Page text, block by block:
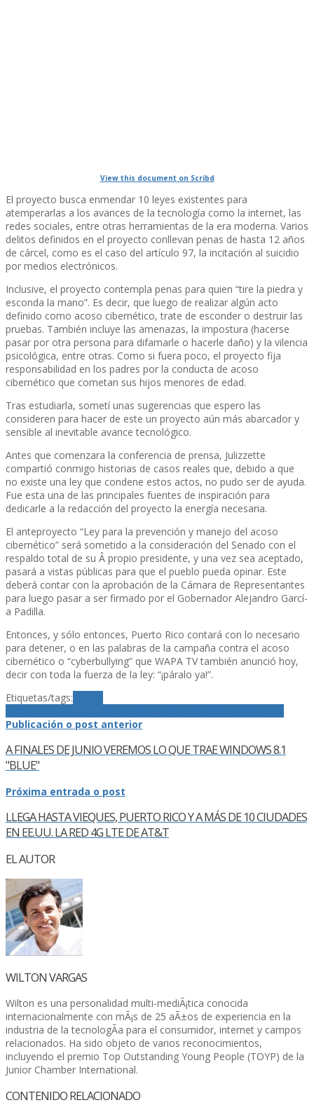
View this document on Scribd
El proyecto busca enmendar 10 leyes existentes para
atemperarlas a los avances de la tecnologí­a como la internet, las
redes sociales, entre otras herramientas de la era moderna. Varios
delitos definidos en el proyecto conllevan penas de hasta 12 años
de cárcel, como es el caso del artí­culo 97, la incitación al suicidio
por medios electrónicos.
Inclusive, el proyecto contempla penas para quien “tire la piedra y
esconda la mano”. Es decir, que luego de realizar algún acto
definido como acoso cibernético, trate de esconder o destruir las
pruebas. También incluye las amenazas, la impostura (hacerse
pasar por otra persona para difamarle o hacerle daño) y la vilencia
psicológica, entre otras. Como si fuera poco, el proyecto fija
responsabilidad en los padres por la conducta de acoso
cibernético que cometan sus hijos menores de edad.
Tras estudiarla, sometí­ unas sugerencias que espero las
consideren para hacer de este un proyecto aún más abarcador y
sensible al inevitable avance tecnológico.
Antes que comenzara la conferencia de prensa, Julizzette
compartió conmigo historias de casos reales que, debido a que
no existe una ley que condene estos actos, no pudo ser de ayuda.
Fue esta una de las principales fuentes de inspiración para
dedicarle a la redacción del proyecto la energí­a necesaria.
El anteproyecto “Ley para la prevención y manejo del acoso
cibernético” será sometido a la consideración del Senado con el
respaldo total de su Â propio presidente, y una vez sea aceptado,
pasará a vistas públicas para que el pueblo pueda opinar. Este
deberá contar con la aprobación de la Cámara de Representantes
para luego pasar a ser firmado por el Gobernador Alejandro Garcí­
a Padilla.
Entonces, y sólo entonces, Puerto Rico contará con lo necesario
para detener, o en las palabras de la campaña contra el acoso
cibernético o “cyberbullying” que WAPA TV también anunció hoy,
decir con toda la fuerza de la ley: “¡páralo ya!”.
Etiquetas/tags:
Publicación o post anterior
A FINALES DE JUNIO VEREMOS LO QUE TRAE WINDOWS 8.1
"BLUE"
Próxima entrada o post
LLEGA HASTA VIEQUES, PUERTO RICO Y A MÁS DE 10 CIUDADES
EN EE.UU. LA RED 4G LTE DE AT&T
EL AUTOR
WILTON VARGAS
Wilton es una personalidad multi-mediÃ¡tica conocida
internacionalmente con mÃ¡s de 25 aÃ±os de experiencia en la
industria de la tecnologÃ­a para el consumidor, internet y campos
relacionados. Ha sido objeto de varios reconocimientos,
incluyendo el premio Top Outstanding Young People (TOYP) de la
Junior Chamber International.
CONTENIDO RELACIONADO